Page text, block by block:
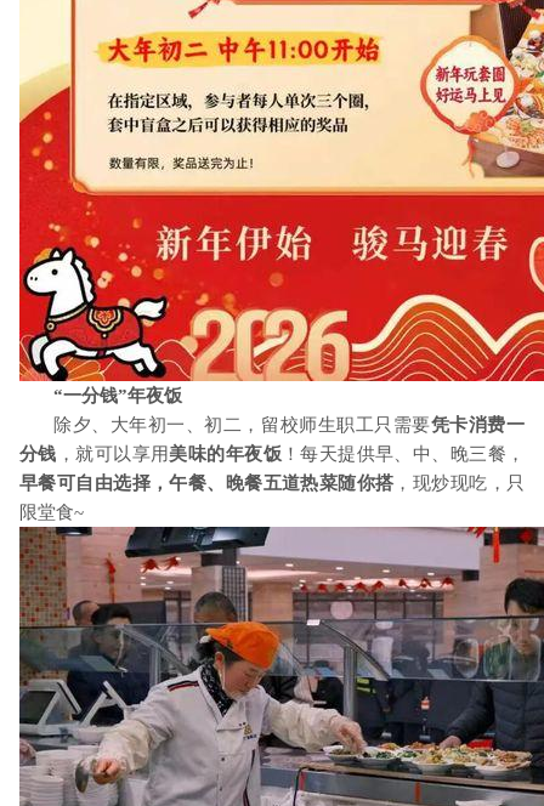
“一分钱”年夜饭
除夕、大年初一、初二 ， 留校师生职工只需要凭卡消费一
分钱 ，就可以享用美味的年夜饭 ！每天提供早、中、晚三餐，
早餐可自由选择，午餐、晚餐五道热菜随你搭 ，现炒现吃，只
限堂食~